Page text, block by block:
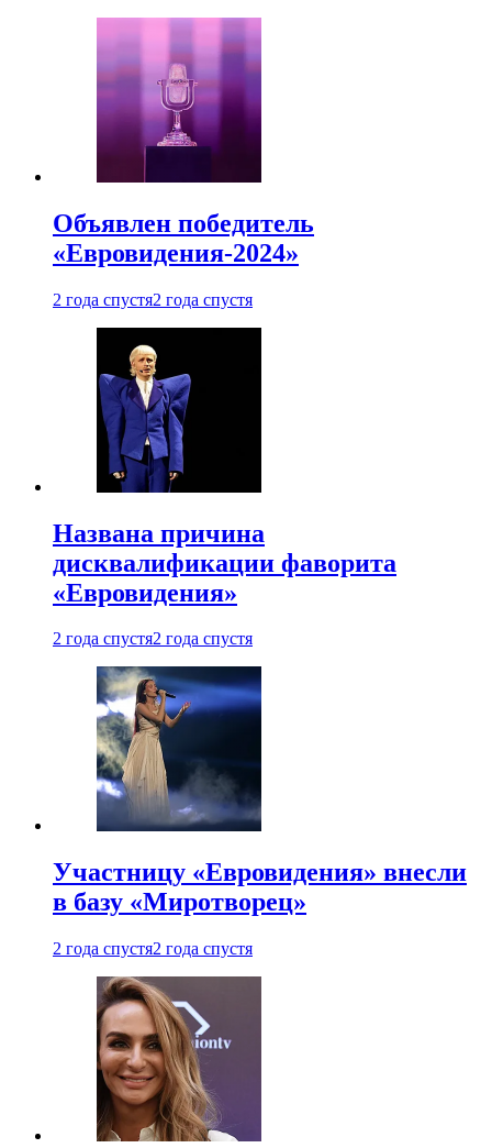
Объявлен победитель
«Евровидения-2024»
2 года спустя2 года спустя
Названа причина
дисквалификации фаворита
«Евровидения»
2 года спустя2 года спустя
Участницу «Евровидения» внесли
в базу «Миротворец»
2 года спустя2 года спустя